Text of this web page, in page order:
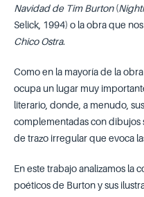
Navidad de Tim Burton(
Selick, 1994) o la obra que
Chico Ostra.
Como en la mayoría de la
ocupa un lugar muy
literario, donde, a menudo,
complementadas con dibujos
de trazo irregular que evoca
En este trabajo analizamos la
poéticos de Burton y sus